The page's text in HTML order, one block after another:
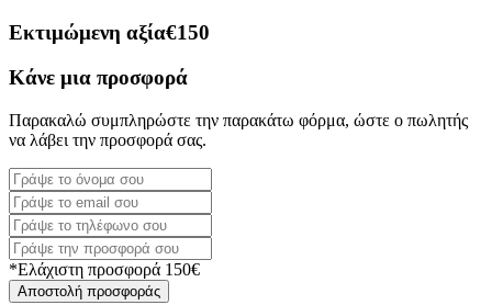
Εκτιμώμενη αξία€150
Κάνε μια προσφορά
Παρακαλώ συμπληρώστε την παρακάτω φόρμα, ώστε ο πωλητής
να λάβει την προσφορά σας.
*Ελάχιστη προσφορά 150€
Αποστολή προσφοράς